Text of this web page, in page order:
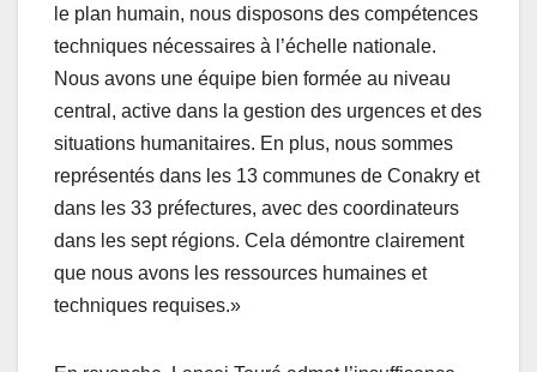
le plan humain, nous disposons des compétences
techniques nécessaires à l’échelle nationale.
Nous avons une équipe bien formée au niveau
central, active dans la gestion des urgences et des
situations humanitaires. En plus, nous sommes
représentés dans les 13 communes de Conakry et
dans les 33 préfectures, avec des coordinateurs
dans les sept régions. Cela démontre clairement
que nous avons les ressources humaines et
techniques requises.»